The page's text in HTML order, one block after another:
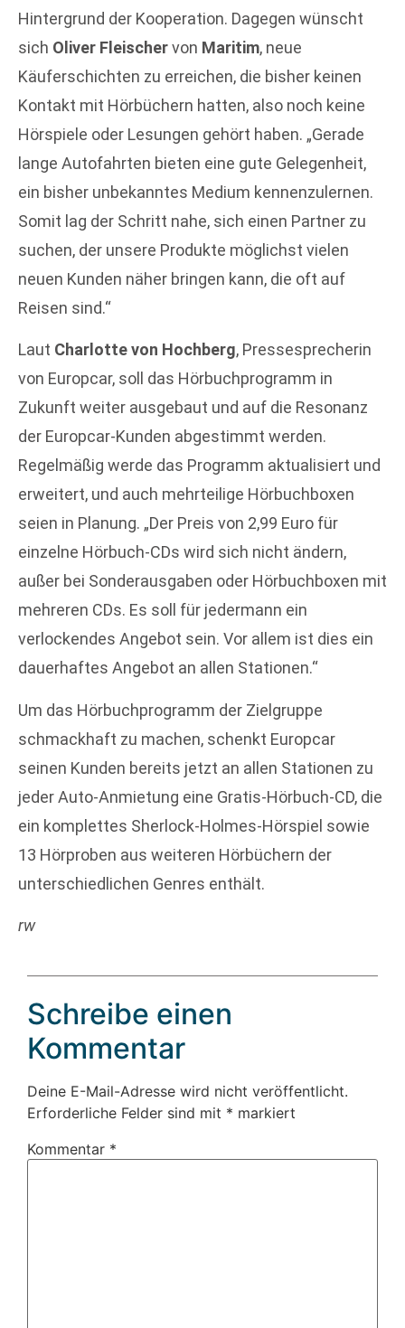
Hintergrund der Kooperation. Dagegen wünscht
sich Oliver Fleischervon Maritim, neue
Käuferschichten zu erreichen, die bisher keinen
Kontakt mit Hörbüchern hatten, also noch keine
Hörspiele oder Lesungen gehört haben. „Gerade
lange Autofahrten bieten eine gute Gelegenheit,
ein bisher unbekanntes Medium kennenzulernen.
Somit lag der Schritt nahe, sich einen Partner zu
suchen, der unsere Produkte möglichst vielen
neuen Kunden näher bringen kann, die oft auf
Reisen sind.“
Laut Charlotte von Hochberg, Pressesprecherin
von Europcar, soll das Hörbuchprogramm in
Zukunft weiter ausgebaut und auf die Resonanz
der Europcar-Kunden abgestimmt werden.
Regelmäßig werde das Programm aktualisiert und
erweitert, und auch mehrteilige Hörbuchboxen
seien in Planung. „Der Preis von 2,99 Euro für
einzelne Hörbuch-CDs wird sich nicht ändern,
außer bei Sonderausgaben oder Hörbuchboxen mit
mehreren CDs. Es soll für jedermann ein
verlockendes Angebot sein. Vor allem ist dies ein
dauerhaftes Angebot an allen Stationen.“
Um das Hörbuchprogramm der Zielgruppe
schmackhaft zu machen, schenkt Europcar
seinen Kunden bereits jetzt an allen Stationen zu
jeder Auto-Anmietung eine Gratis-Hörbuch-CD, die
ein komplettes Sherlock-Holmes-Hörspiel sowie
13 Hörproben aus weiteren Hörbüchern der
unterschiedlichen Genres enthält.
rw
Schreibe einen
Kommentar
Deine E-Mail-Adresse wird nicht veröffentlicht.
Erforderliche Felder sind mit * markiert
Kommentar *